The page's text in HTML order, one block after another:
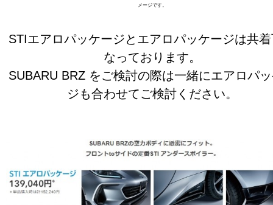
メージです。
STIエアロパッケージとエアロパッケージは共
なっております。
SUBARU BRZ をご検討の際は一緒にエアロパ
ジも合わせてご検討ください。